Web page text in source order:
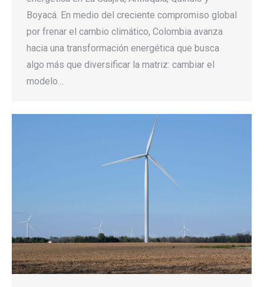
Boyacá. En medio del creciente compromiso global
por frenar el cambio climático, Colombia avanza
hacia una transformación energética que busca
algo más que diversificar la matriz: cambiar el
modelo…